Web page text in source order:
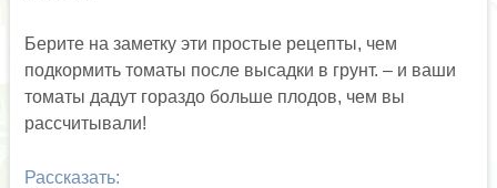
Берите на заметку эти простые рецепты, чем
подкормить томаты после высадки в грунт. – и ваши
томаты дадут гораздо больше плодов, чем вы
рассчитывали!
Рассказать: